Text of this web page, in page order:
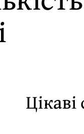
Цікаві